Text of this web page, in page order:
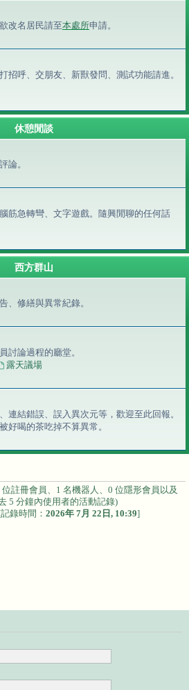
改名居民請至本處所申請。
招呼、交朋友、新獸發問、測試功能請進。
休憩閒談
論。
筋急轉彎、文字遊戲。隨興閒聊的任何話
西方群山
、修繕與異常紀錄。
討論過程的廳堂。
露天議場
連結錯誤、誤入異次元等，歡迎至此回報。
被好喝的茶吃掉不算異常。
註冊會員、1 名機器人、0 位隱形會員以及
5 分鐘內使用者的活動記錄)
錄時間： 2026年 7月 22日, 10:39]